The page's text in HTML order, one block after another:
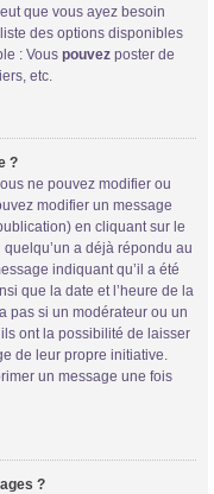
que vous ayez besoin
des options disponibles
: Vous pouvez poster de
etc.
?
ne pouvez modifier ou
modifier un message
en cliquant sur le
a déjà répondu au
indiquant qu’il a été
que la date et l’heure de la
pas si un modérateur ou un
ont la possibilité de laisser
de leur propre initiative.
un message une fois
?